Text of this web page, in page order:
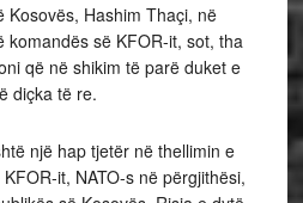
Kosovës, Hashim Thaçi, në
së KFOR-it, sot, tha
që në shikim të parë duket e
diçka të re.
një hap tjetër në thellimin e
it, NATO-s në përgjithësi,